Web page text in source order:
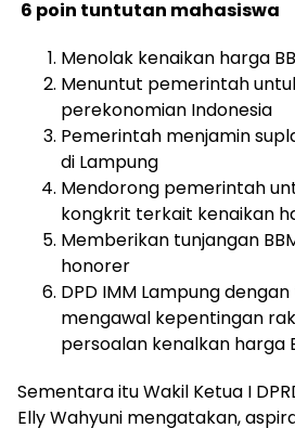
6 poin tuntutan mahasiswa
Menolak kenaikan harga
Menuntut pemerintah
perekonomian Indonesia
Pemerintah menjamin
di Lampung
Mendorong pemerintah
kongkrit terkait kenaikan
Memberikan tunjangan
honorer
DPD IMM Lampung
mengawal kepentingan
persoalan kenalkan harga
Sementara itu Wakil Ketua I
Elly Wahyuni mengatakan,